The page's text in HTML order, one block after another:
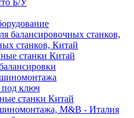
Б/У
балансировочных станков,
станков, Китай
станки Китай
ключ
станки Китай
M&B - Италия